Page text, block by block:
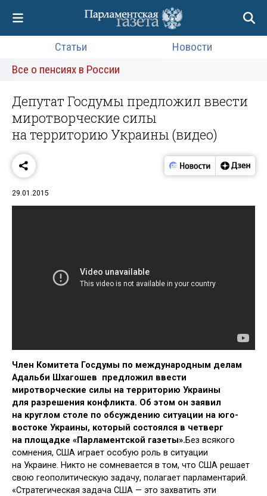
Статьи
Новости
Все о пенсиях в России
Депутат Госдумы предложил ввести
миротворческие силы
на территорию Украины (видео)
29.01.2015
Член Комитета Госдумы по международным делам
Адальби Шхагошев предложил ввести
миротворческие силы на территорию Украины
для разрешения конфликта. Об этом он заявил
на круглом столе по обсуждению ситуации на юго-
востоке Украины, который состоялся в четверг
на площадке «Парламентской газеты».Без всякого
сомнения, США играет особую роль в ситуации
на Украине. Никто не сомневается в том, что США решает
свою геополитическую задачу, полагает парламентарий.
«Стратегическая задача США — это захватить эти